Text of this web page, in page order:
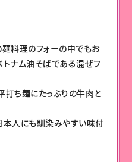
料理のフォーの中でもお
トナム油そばである混ぜフ
打ち麺にたっぷりの牛肉と
本人にも馴染みやすい味付